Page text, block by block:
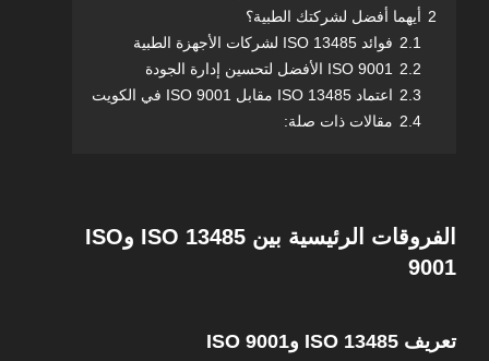
2 أيهما أفضل لشركتك الطبية؟
2.1 فوائد ISO 13485 لشركات الأجهزة الطبية
2.2
ISO 9001 الأفضل لتحسين إدارة الجودة
2.3 اعتماد ISO 13485 مقابل ISO 9001 في الكويت
2.4 مقالات ذات صلة:
الفروقات الرئيسية بين ISO 13485 وISO
9001
تعريف ISO 13485 وISO 9001